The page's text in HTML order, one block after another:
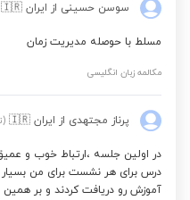
سوسن حسینی از ایران 🇮🇷
مسلط با حوصله مدیریت زمان
مکالمه زبان انگلیسی
پرناز مجتهدی از ایران 🇮🇷
در اولین جلسه ،ارتباط خوب و
درس برای هر نشست برای من بسیار
آموزش رو دریافت کردند و بر همین